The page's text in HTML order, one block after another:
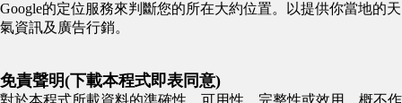
Google的定位服務來判斷您的所在大約位置。以提供你當地的天
氣資訊及廣告行銷。
免責聲明(下載本程式即表同意)
對於本程式所載資料的準確性、可用性、完整性或效用，概不作